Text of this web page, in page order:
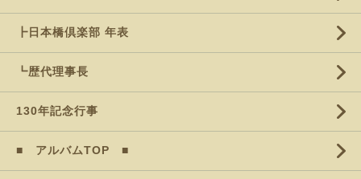
┣日本橋倶楽部 年表
┗歴代理事長
130年記念行事
■ アルバムTOP ■